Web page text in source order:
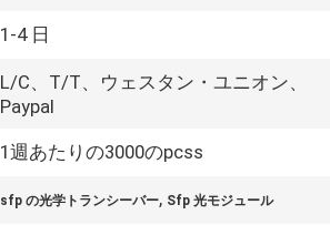
1-4 日
L/C、T/T、ウェスタン・ユニオン、
Paypal
1週あたりの3000のpcss
sfp の光学トランシーバー, Sfp 光モジュール